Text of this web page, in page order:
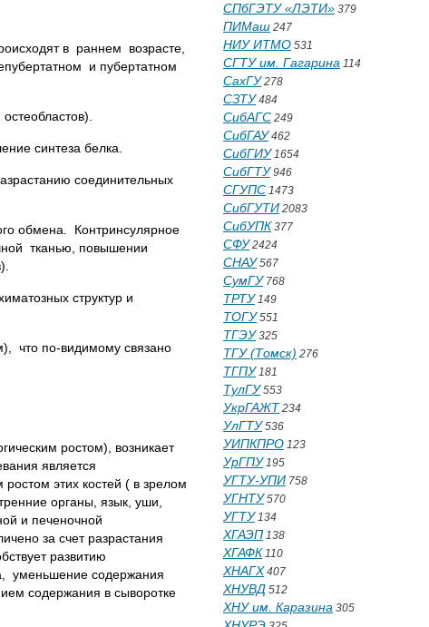
в раннем возрасте,
и пубертатном
синтеза белка.
соединительных
обмена. Контринсулярное
тканью, повышении
структур и
что по-видимому связано
ростом), возникает
является
этих костей ( в зрелом
органы, язык, уши,
и печеночной
за счет разрастания
развитию
уменьшение содержания
содержания в сыворотке
СПбГЭТУ «ЛЭТИ» 379
ПИМаш 247
НИУ ИТМО 531
СГТУ им. Гагарина 114
СахГУ278
СЗТУ484
СибАГС 249
СибГАУ462
СибГИУ1654
СибГТУ946
СГУПС 1473
СибГУТИ 2083
СибУПК 377
СФУ2424
СНАУ567
СумГУ768
ТРТУ149
ТОГУ551
ТГЭУ325
ТГУ (Томск) 276
ТГПУ181
ТулГУ553
УкрГАЖТ 234
УлГТУ536
УИПКПРО 123
УрГПУ195
УГТУ-УПИ 758
УГНТУ570
УГТУ134
ХГАЭП 138
ХГАФК 110
ХНАГХ 407
ХНУВД 512
ХНУ им. Каразина 305